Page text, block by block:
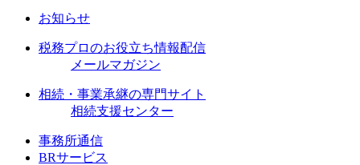
お知らせ
税務プロのお役立ち情報配信
メールマガジン
相続・事業承継の専門サイト
相続支援センター
事務所通信
BRサービス